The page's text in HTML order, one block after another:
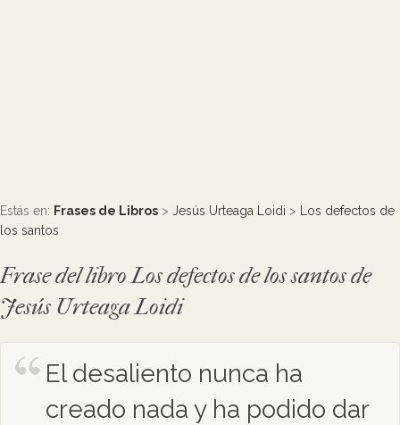
Estás en: Frases de Libros > Jesús Urteaga Loidi >
Los defectos de
los santos
Frase del libro Los defectos de los santos de
Jesús Urteaga Loidi
El desaliento nunca ha
creado nada y ha podido dar